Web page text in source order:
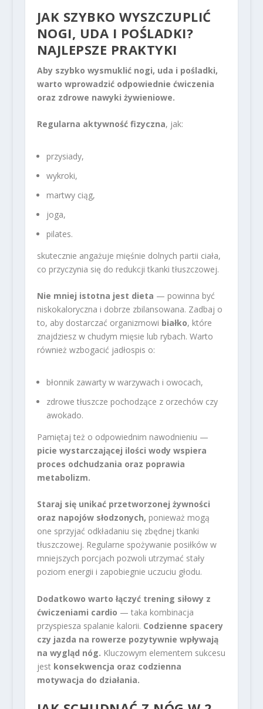
JAK SZYBKO WYSZCZUPLIĆ
NOGI, UDA I POŚLADKI?
NAJLEPSZE PRAKTYKI
Aby szybko wysmuklić nogi, uda i pośladki,
warto wprowadzić odpowiednie ćwiczenia
oraz zdrowe nawyki żywieniowe.
Regularna aktywność fizyczna, jak:
przysiady,
wykroki,
martwy ciąg,
joga,
pilates.
skutecznie angażuje mięśnie dolnych partii ciała,
co przyczynia się do redukcji tkanki tłuszczowej.
Nie mniej istotna jest dieta — powinna być
niskokaloryczna i dobrze zbilansowana. Zadbaj o
to, aby dostarczać organizmowi białko, które
znajdziesz w chudym mięsie lub rybach. Warto
również wzbogacić jadłospis o:
błonnik zawarty w warzywach i owocach,
zdrowe tłuszcze pochodzące z orzechów czy
awokado.
Pamiętaj też o odpowiednim nawodnieniu —
picie wystarczającej ilości wody wspiera
proces odchudzania oraz poprawia
metabolizm.
Staraj się unikać przetworzonej żywności
oraz napojów słodzonych, ponieważ mogą
one sprzyjać odkładaniu się zbędnej tkanki
tłuszczowej. Regularne spożywanie posiłków w
mniejszych porcjach pozwoli utrzymać stały
poziom energii i zapobiegnie uczuciu głodu.
Dodatkowo warto łączyć trening siłowy z
ćwiczeniami cardio — taka kombinacja
przyspiesza spalanie kalorii. Codzienne spacery
czy jazda na rowerze pozytywnie wpływają
na wygląd nóg. Kluczowym elementem sukcesu
jest konsekwencja oraz codzienna
motywacja do działania.